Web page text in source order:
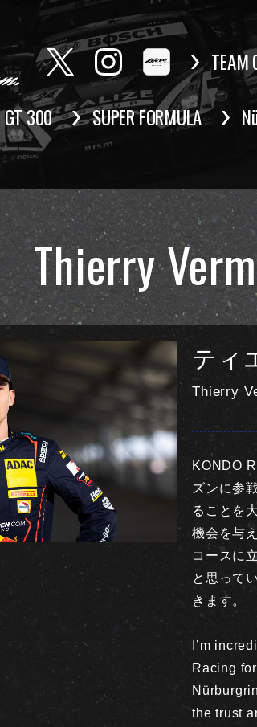
TEAM
GT 300 SUPER FORMULA
Thierry
ティ
Thierry
KONDO
ズンに参
ることを
機会を与
コースに
と思って
きます。
I’m
Racing
the trust